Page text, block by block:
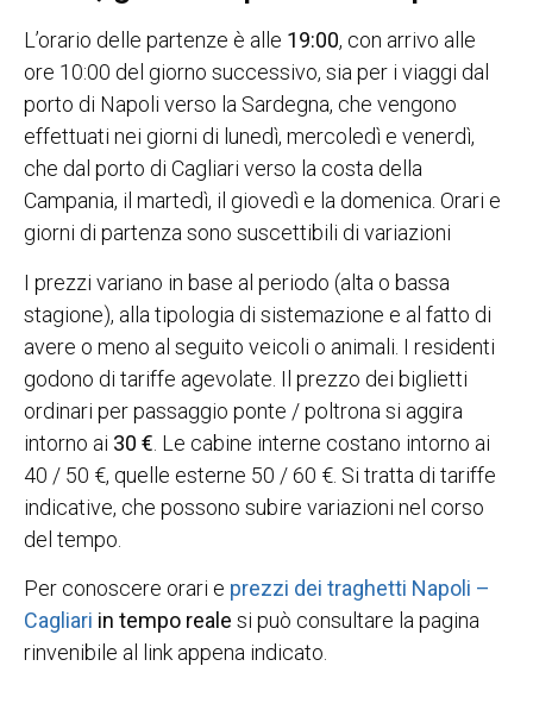
L’orario delle partenze è alle 19:00, con arrivo alle
ore 10:00 del giorno successivo, sia per i viaggi dal
porto di Napoli verso la Sardegna, che vengono
effettuati nei giorni di lunedì, mercoledì e venerdì,
che dal porto di Cagliari verso la costa della
Campania, il martedì, il giovedì e la domenica. Orari e
giorni di partenza sono suscettibili di variazioni
I prezzi variano in base al periodo (alta o bassa
stagione), alla tipologia di sistemazione e al fatto di
avere o meno al seguito veicoli o animali. I residenti
godono di tariffe agevolate. Il prezzo dei biglietti
ordinari per passaggio ponte / poltrona si aggira
intorno ai 30 € . Le cabine interne costano intorno ai
40 / 50 €, quelle esterne 50 / 60 €. Si tratta di tariffe
indicative, che possono subire variazioni nel corso
del tempo.
Per conoscere orari e prezzi dei traghetti Napoli –
Cagliari in tempo reale si può consultare la pagina
rinvenibile al link appena indicato.